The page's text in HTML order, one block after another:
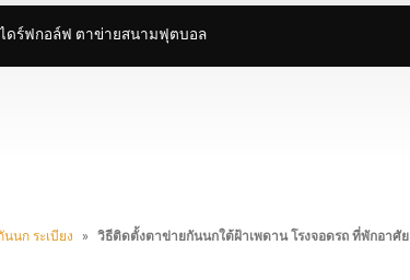
ดร์ฟกอล์ฟ ตาข่ายสนามฟุตบอล
นก ระเบียง » วิธีติดตั้งตาข่ายกันนกใต้ฝ้าเพดาน โรงจอดรถ ที่พักอาศัย